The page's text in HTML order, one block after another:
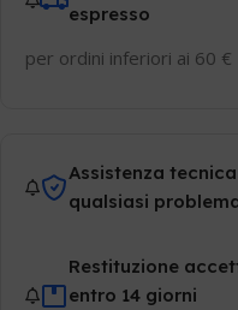
espresso
per ordini inferiori ai 60 €
Assistenza
qualsiasi
Restituzione
entro 14 giorni